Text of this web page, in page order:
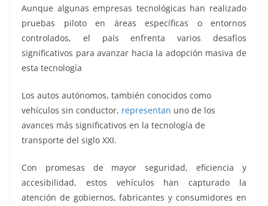
o
k
p er
Aunque algunas empresas tecnológicas han realizado
pruebas piloto en áreas específicas o entornos
controlados, el país enfrenta varios desafíos
significativos para avanzar hacia la adopción masiva de
esta tecnología
Los autos autónomos, también conocidos como
vehículos sin conductor, representan uno de los
avances más significativos en la tecnología de
transporte del siglo XXI.
Con promesas de mayor seguridad, eficiencia y
accesibilidad, estos vehículos han capturado la
atención de gobiernos, fabricantes y consumidores en